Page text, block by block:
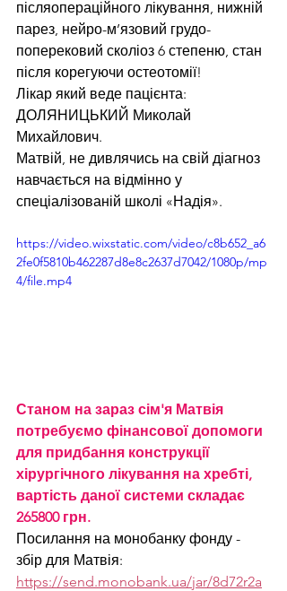
післяопераційного лікування, нижній
парез, нейро-м’язовий грудо-
поперековий сколіоз 6 степеню, стан
після корегуючи остеотомії!
Лікар який веде пацієнта:
ДОЛЯНИЦЬКИЙ Миколай
Михайлович.
Матвій, не дивлячись на свій діагноз
навчається на відмінно у
спеціалізованій школі «Надія».
https://video.wixstatic.com/video/c8b652_a6
2fe0f5810b462287d8e8c2637d7042/1080p/mp
4/file.mp4
Станом на зараз сім'я Матвія
потребуємо фінансової допомоги
для придбання конструкції
хірургічного лікування на хребті,
вартість даної системи складає
265800 грн.
Посилання на монобанку фонду -
збір для Матвія:
https://send.monobank.ua/jar/8d72r2a